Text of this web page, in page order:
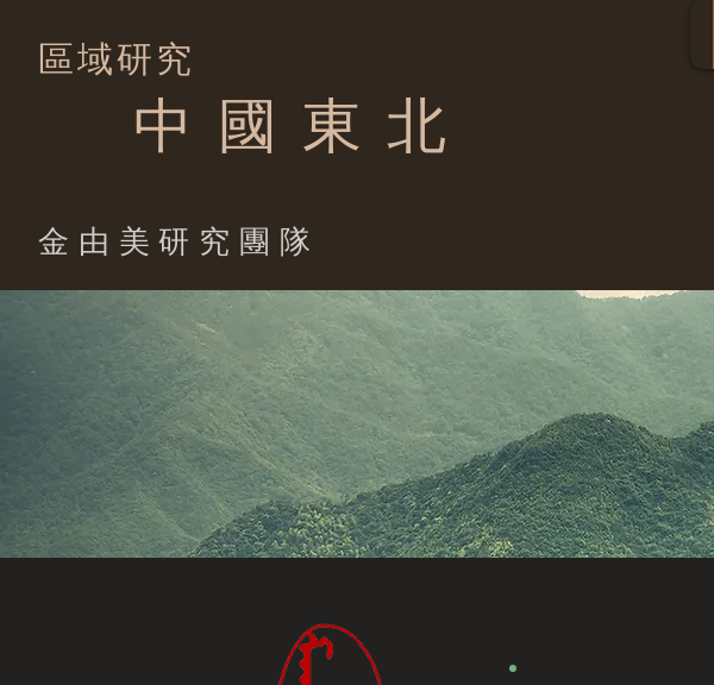
區域研究
中 國 東 北
​金由美研究團隊